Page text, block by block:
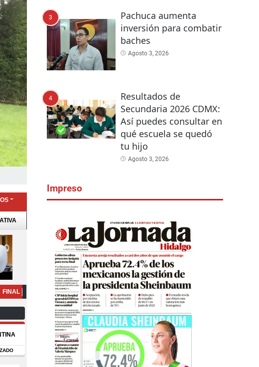
3
Pachuca aumenta
inversión para combatir
baches
Agosto 3, 2026
4
Resultados de
Secundaria 2026 CDMX:
Así puedes consultar en
qué escuela se quedó
tu hijo
Agosto 3, 2026
Impreso